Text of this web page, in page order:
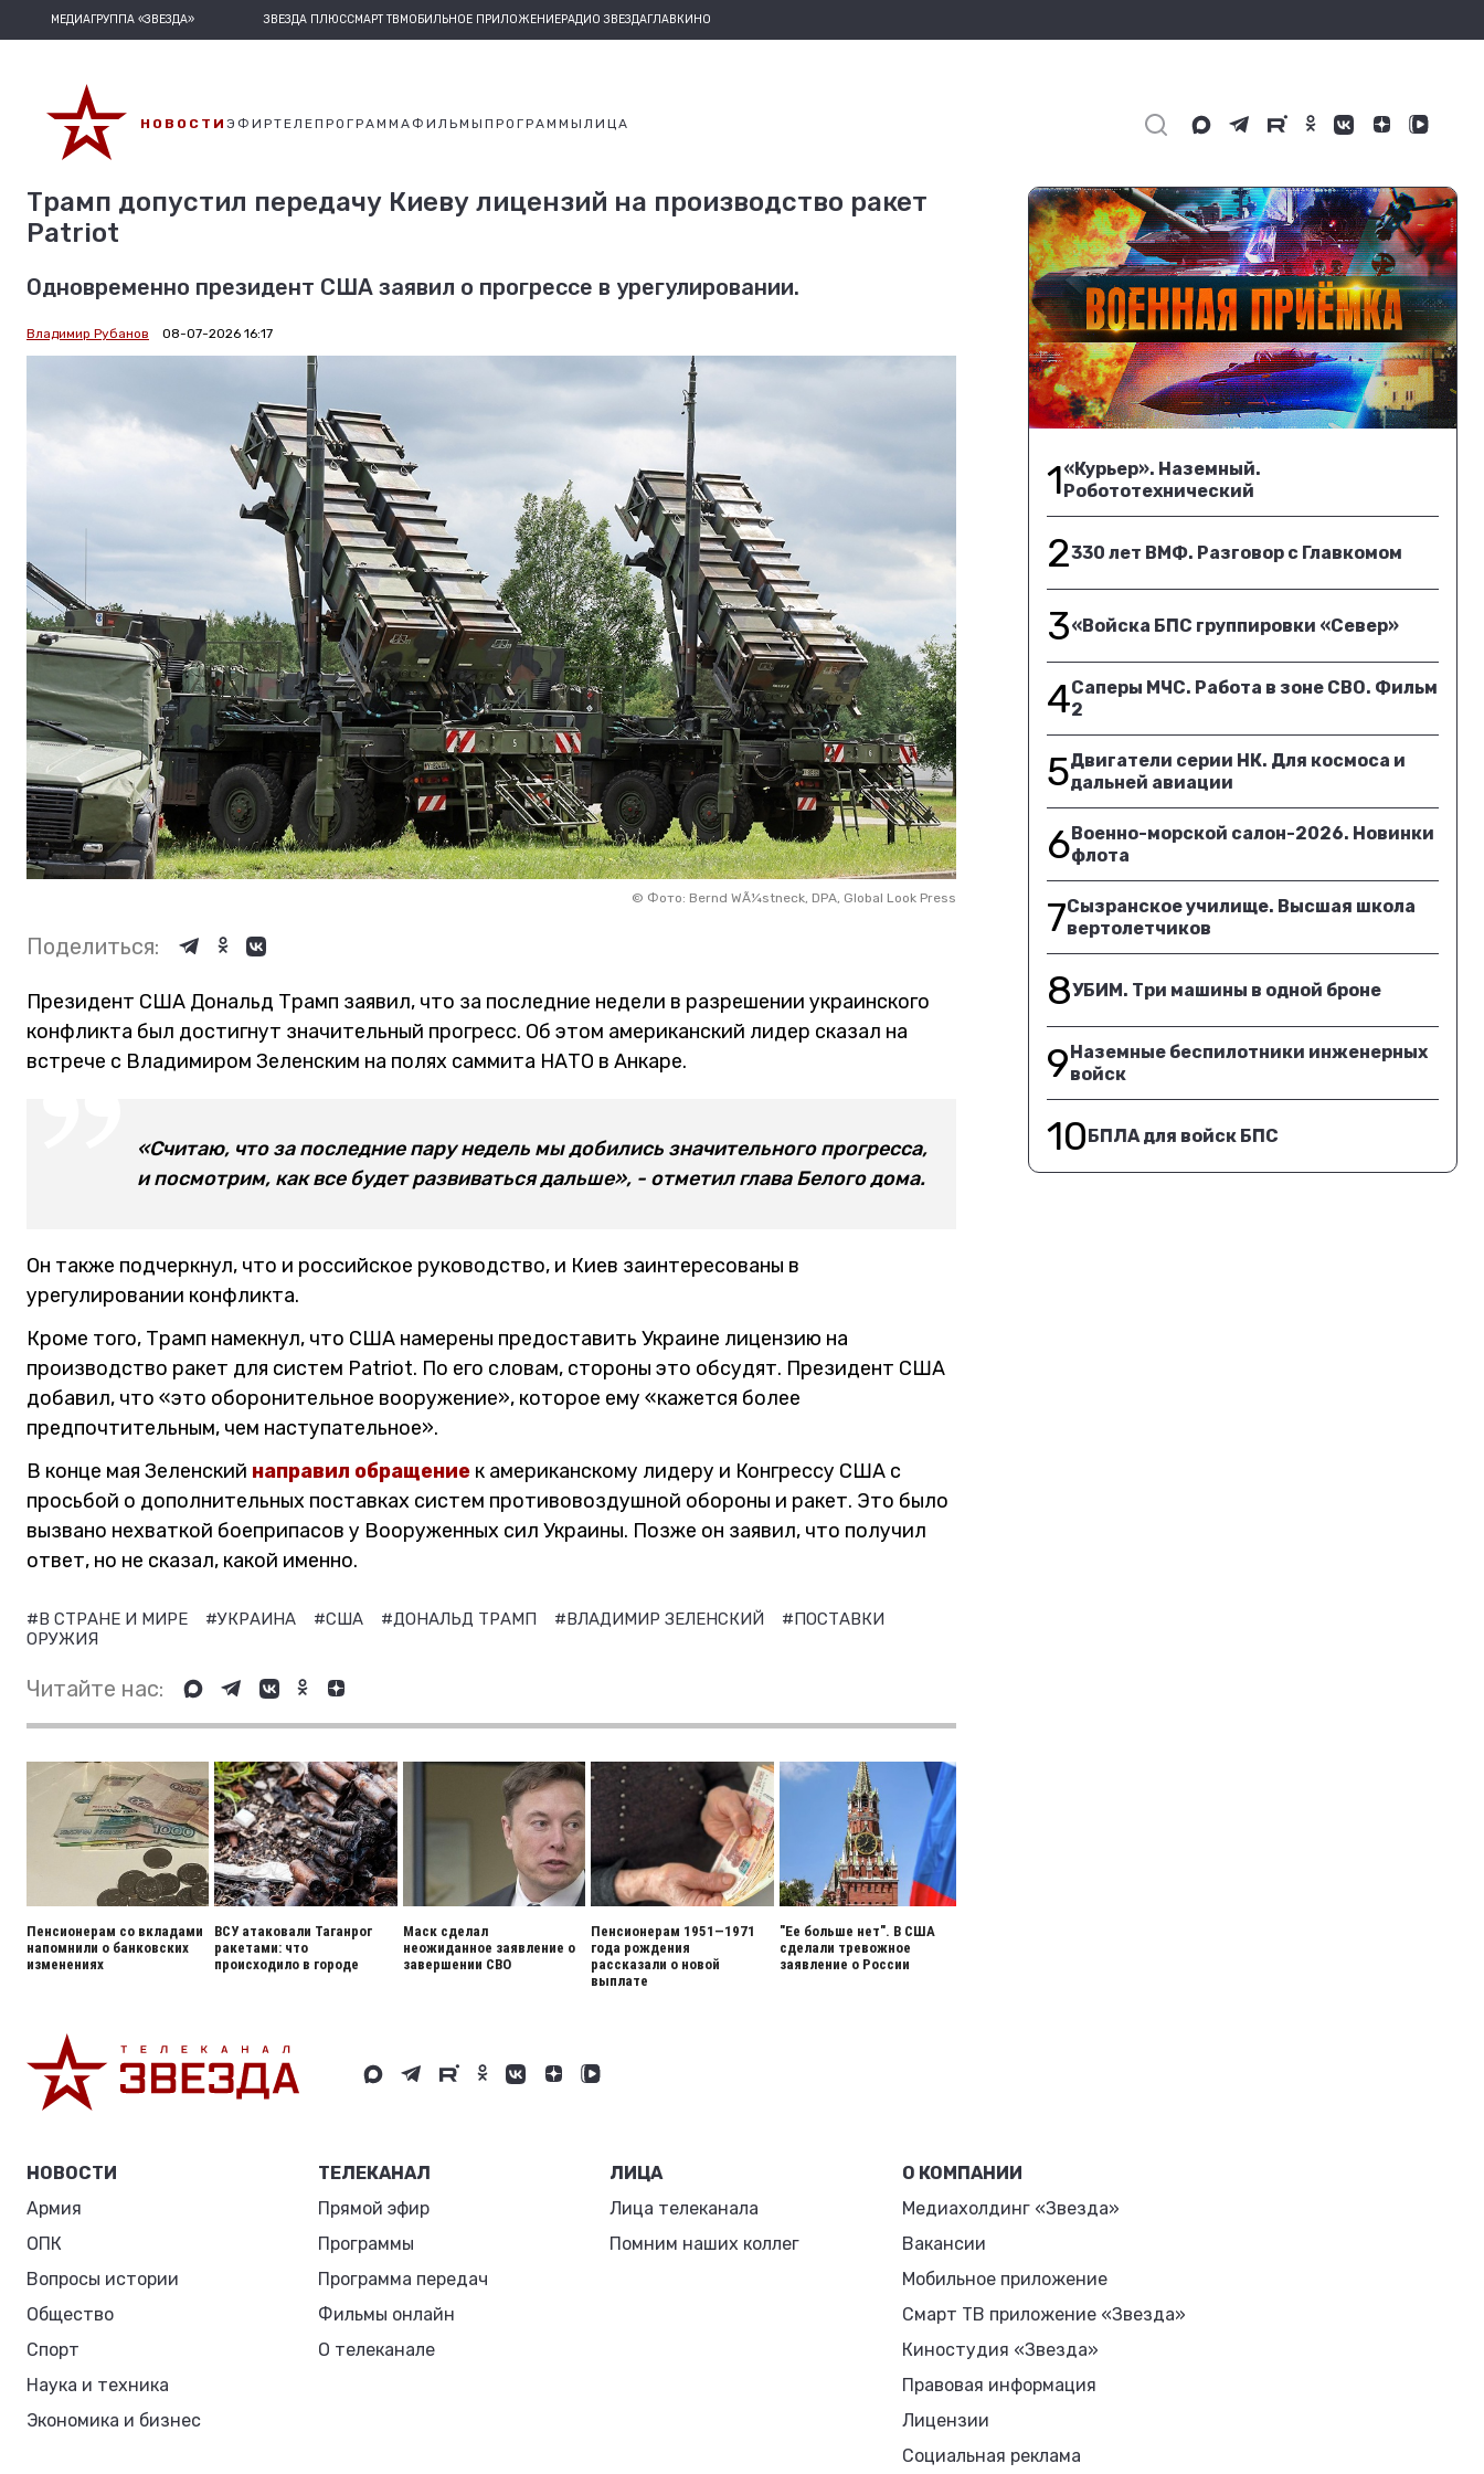
МЕДИАГРУППА «ЗВЕЗДА» ЗВЕЗДА ПЛЮССМАРТ ТВМОБИЛЬНОЕ ПРИЛОЖЕНИЕРАДИО ЗВЕЗДАГЛАВКИНО
НОВОСТИ ЭФИРТЕЛЕПРОГРАММАФИЛЬМЫ ПРОГРАММЫ ЛИЦА
Трамп допустил передачу Киеву лицензий на производство ракет
Patriot
Одновременно президент США заявил о прогрессе в урегулировании.
Владимир Рубанов 08-07-2026 16:17
© Фото: Bernd WÃ¼stneck, DPA, Global Look Press
Поделиться:
Президент США Дональд Трамп заявил, что за последние недели в разрешении украинского
конфликта был достигнут значительный прогресс. Об этом американский лидер сказал на
встрече с Владимиром Зеленским на полях саммита НАТО в Анкаре.
«Считаю, что за последние пару недель мы добились значительного прогресса,
и посмотрим, как все будет развиваться дальше», - отметил глава Белого дома.
Он также подчеркнул, что и российское руководство, и Киев заинтересованы в
урегулировании конфликта.
Кроме того, Трамп намекнул, что США намерены предоставить Украине лицензию на
производство ракет для систем Patriot. По его словам, стороны это обсудят. Президент США
добавил, что «это оборонительное вооружение», которое ему «кажется более
предпочтительным, чем наступательное».
В конце мая Зеленский направил обращение к американскому лидеру и Конгрессу США с
просьбой о дополнительных поставках систем противовоздушной обороны и ракет. Это было
вызвано нехваткой боеприпасов у Вооруженных сил Украины. Позже он заявил, что получил
ответ, но не сказал, какой именно.
#В СТРАНЕ И МИРЕ #УКРАИНА #США #ДОНАЛЬД ТРАМП #ВЛАДИМИР ЗЕЛЕНСКИЙ
#ПОСТАВКИ
ОРУЖИЯ
Читайте нас:
Пенсионерам со вкладами
напомнили о банковских
изменениях
ВСУ атаковали Таганрог
ракетами: что
происходило в городе
Маск сделал
неожиданное заявление о
завершении СВО
Пенсионерам 1951—1971
года рождения
рассказали о новой
выплате
"Ее больше нет". В США
сделали тревожное
заявление о России
1«Курьер». Наземный.
Робототехнический
2330 лет ВМФ. Разговор с Главкомом
3«Войска БПС группировки «Север»
4Саперы МЧС. Работа в зоне СВО. Фильм
2
5Двигатели серии НК. Для космоса и
дальней авиации
6Военно-морской салон-2026. Новинки
флота
7Сызранское училище. Высшая школа
вертолетчиков
8УБИМ. Три машины в одной броне
9Наземные беспилотники инженерных
войск
10БПЛА для войск БПС
НОВОСТИ
Армия
ОПК
Вопросы истории
Общество
Спорт
Наука и техника
Экономика и бизнес
ТЕЛЕКАНАЛ
Прямой эфир
Программы
Программа передач
Фильмы онлайн
О телеканале
ЛИЦА
Лица телеканала
Помним наших коллег
О КОМПАНИИ
Медиахолдинг «Звезда»
Вакансии
Мобильное приложение
Смарт ТВ приложение «Звезда»
Киностудия «Звезда»
Правовая информация
Лицензии
Социальная реклама